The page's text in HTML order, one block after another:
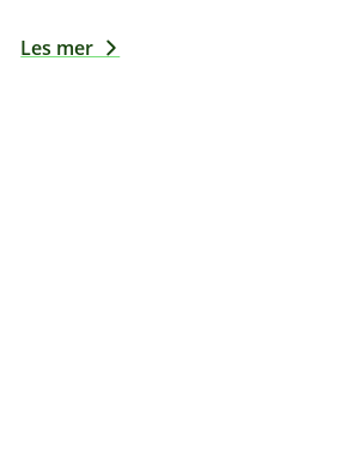
Les mer